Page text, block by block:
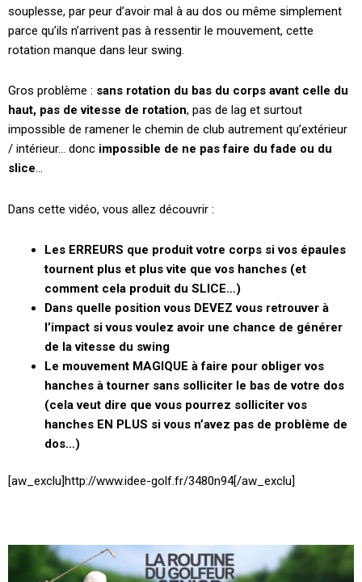
souplesse, par peur d’avoir mal à au dos ou même simplement
parce qu’ils n’arrivent pas à ressentir le mouvement, cette
rotation manque dans leur swing.
Gros problème : sans rotation du bas du corps avant celle du
haut, pas de vitesse de rotation, pas de lag et surtout
impossible de ramener le chemin de club autrement qu’extérieur
/ intérieur… donc impossible de ne pas faire du fade ou du
slice…
Dans cette vidéo, vous allez découvrir :
Les ERREURS que produit votre corps si vos épaules
tournent plus et plus vite que vos hanches (et
comment cela produit du SLICE…)
Dans quelle position vous DEVEZ vous retrouver à
l’impact si vous voulez avoir une chance de générer
de la vitesse du swing
Le mouvement MAGIQUE à faire pour obliger vos
hanches à tourner sans solliciter le bas de votre dos
(cela veut dire que vous pourrez solliciter vos
hanches EN PLUS si vous n’avez pas de problème de
dos…)
[aw_exclu]http://www.idee-golf.fr/3480n94[/aw_exclu]